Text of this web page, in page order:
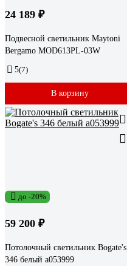
24 189 ₽
Подвесной светильник Maytoni
Bergamo MOD613PL-03W
5(7)
В корзину
до -20%
59 200 ₽
Потолочный светильник Bogate's
346 белый a053999